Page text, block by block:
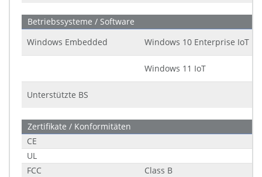
Betriebssysteme / Software
Windows Embedded
Windows 10 Enterprise IoT
Windows 11 IoT
Unterstützte BS
Zertifikate / Konformitäten
CE
UL
FCC
Class B